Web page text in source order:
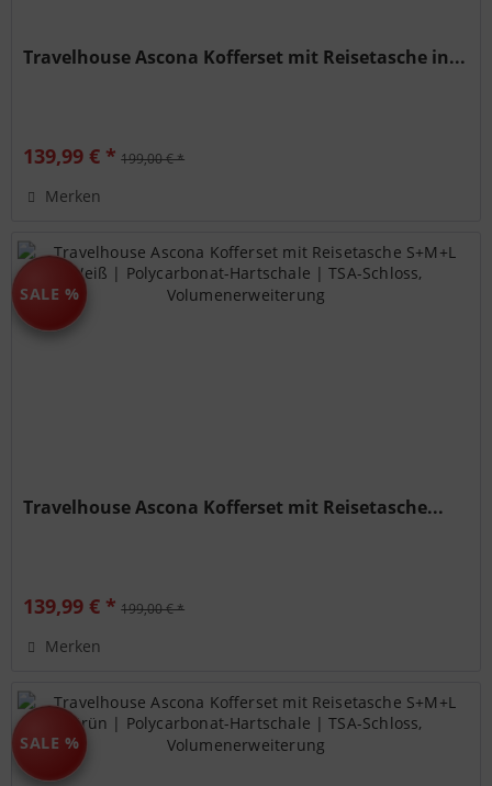
Travelhouse Ascona Kofferset mit Reisetasche in...
139,99 € * 199,00 € *
Merken
SALE %
Travelhouse Ascona Kofferset mit Reisetasche...
139,99 € * 199,00 € *
Merken
SALE %